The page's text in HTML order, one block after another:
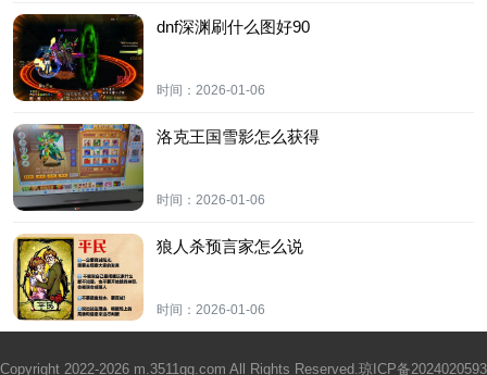
dnf深渊刷什么图好90
时间： 2026-01-06
洛克王国雪影怎么获得
时间： 2026-01-06
狼人杀预言家怎么说
时间： 2026-01-06
Copyright 2022-2026 m.3511gg.com All Rights Reserved. 琼ICP备2024020593